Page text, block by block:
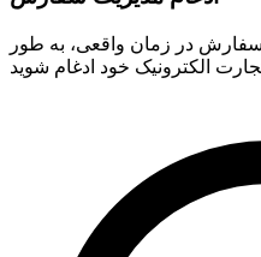
سفارش در زمان واقعی، به طور